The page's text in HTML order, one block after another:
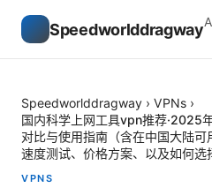
Speedworlddragway
Speedworlddragway › VPNs ›
国内科学上网工具vpn推荐·2025
对比与使用指南（含在中国大陆可
速度测试、价格方案、以及如何选
VPNS